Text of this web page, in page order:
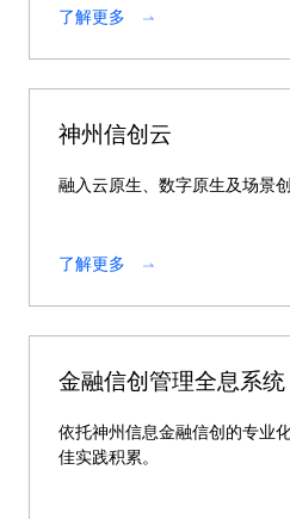
了解更多
神州信创云
融入云原生、数字原生及场景
了解更多
金融信创管理全息系统
依托神州信息金融信创的专业
佳实践积累。